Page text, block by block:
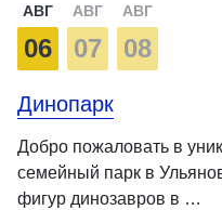
АВГ
06
АВГ
07
АВГ
08
Динопарк
Добро пожаловать в
семейный парк в
фигур динозавров в …